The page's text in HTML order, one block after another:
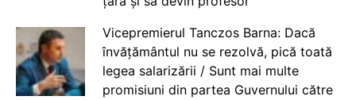
Vicepremierul Tanczos Barna: Dacă
învățământul nu se rezolvă, pică toată
legea salarizării / Sunt mai multe
promisiuni din partea Guvernului către